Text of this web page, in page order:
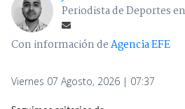
Periodista de Deportes
Con información deAgencia EFE
Viernes 07 Agosto, 2026 | 07:37